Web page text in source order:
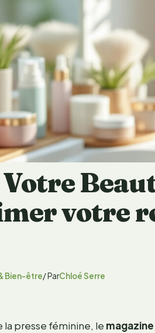
votre
Bien-être/ ParChloé Serre
la presse féminine, le